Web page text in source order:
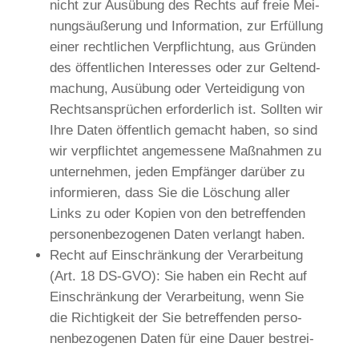
nicht zur Aus­übung des Rechts auf freie Mei­
nungs­äu­ße­rung und Infor­ma­ti­on, zur Erfül­lung
einer recht­li­chen Ver­pflich­tung, aus Grün­den
des öffent­li­chen Inter­es­ses oder zur Gel­tend­
ma­chung, Aus­übung oder Ver­tei­di­gung von
Rechts­an­sprü­chen erfor­der­lich ist. Soll­ten wir
Ihre Daten öffent­lich gemacht haben, so sind
wir ver­pflich­tet ange­mes­se­ne Maß­nah­men zu
unter­neh­men, jeden Emp­fän­ger dar­über zu
infor­mie­ren, dass Sie die Löschung aller
Links zu oder Kopien von den betref­fen­den
per­so­nen­be­zo­ge­nen Daten ver­langt haben.
Recht auf Ein­schrän­kung der Ver­ar­bei­tung
(Art. 18 DS-GVO): Sie haben ein Recht auf
Ein­schrän­kung der Ver­ar­bei­tung, wenn Sie
die Rich­tig­keit der Sie betref­fen­den per­so­
nen­be­zo­ge­nen Daten für eine Dau­er bestrei­